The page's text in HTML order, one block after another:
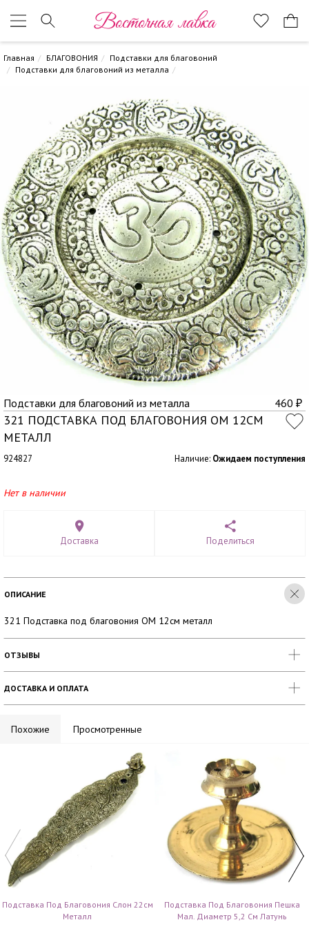
Восточная лавка
Главная БЛАГОВОНИЯ
Подставки для благовоний
Подставки для благовоний из металла
Подставки для благовоний из металла 460 ₽
321 ПОДСТАВКА ПОД БЛАГОВОНИЯ ОМ 12СМ
МЕТАЛЛ
924827 Наличие: Ожидаем поступления
Нет в наличии
Доставка Поделиться
ОПИСАНИЕ
321 Подставка под благовония ОМ 12см металл
ОТЗЫВЫ
ДОСТАВКА И ОПЛАТА
Похожие Просмотренные
Подставка Под Благовония Слон 22см
Металл
Подставка Под Благовония Пешка
Мал. Диаметр 5,2 См Латунь